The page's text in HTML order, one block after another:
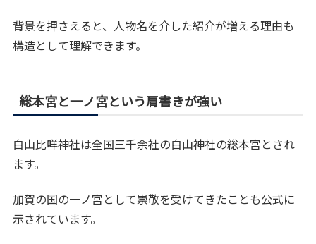
背景を押さえると、人物名を介した紹介が増える理由も
構造として理解できます。
総本宮と一ノ宮という肩書きが強い
白山比咩神社は全国三千余社の白山神社の総本宮とされ
ます。
加賀の国の一ノ宮として崇敬を受けてきたことも公式に
示されています。